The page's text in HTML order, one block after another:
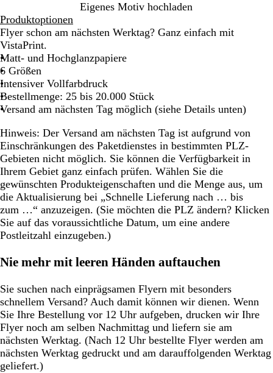
Eigenes Motiv hochladen
Produktoptionen
Flyer schon am nächsten Werktag? Ganz einfach mit
VistaPrint.
Matt- und Hochglanzpapiere
6 Größen
Intensiver Vollfarbdruck
Bestellmenge: 25 bis 20.000 Stück
Versand am nächsten Tag möglich (siehe Details unten)
Hinweis: Der Versand am nächsten Tag ist aufgrund von
Einschränkungen des Paketdienstes in bestimmten PLZ-
Gebieten nicht möglich. Sie können die Verfügbarkeit in
Ihrem Gebiet ganz einfach prüfen. Wählen Sie die
gewünschten Produkteigenschaften und die Menge aus, um
die Aktualisierung bei „Schnelle Lieferung nach … bis
zum …“ anzuzeigen. (Sie möchten die PLZ ändern? Klicken
Sie auf das voraussichtliche Datum, um eine andere
Postleitzahl einzugeben.)
Nie mehr mit leeren Händen auftauchen
Sie suchen nach einprägsamen Flyern mit besonders
schnellem Versand? Auch damit können wir dienen. Wenn
Sie Ihre Bestellung vor 12 Uhr aufgeben, drucken wir Ihre
Flyer noch am selben Nachmittag und liefern sie am
nächsten Werktag. (Nach 12 Uhr bestellte Flyer werden am
nächsten Werktag gedruckt und am darauffolgenden Werktag
geliefert.)